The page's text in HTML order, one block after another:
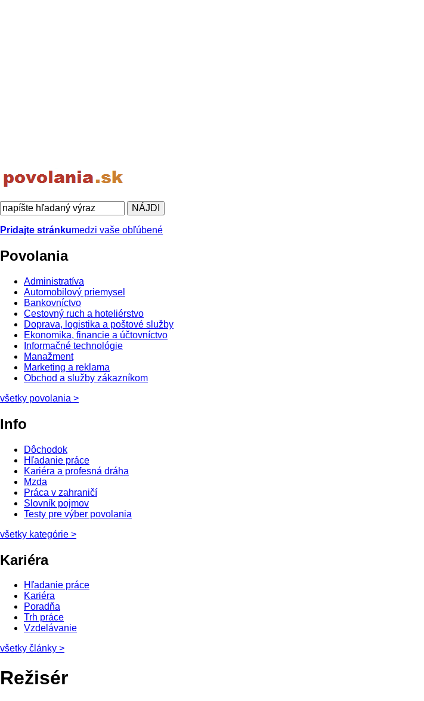
Pridajte stránkumedzi vaše obľúbené
Povolania
Administratíva
Automobilový priemysel
Bankovníctvo
Cestovný ruch a hoteliérstvo
Doprava, logistika a poštové služby
Ekonomika, financie a účtovníctvo
Informačné technológie
Manažment
Marketing a reklama
Obchod a služby zákazníkom
všetky povolania >
Info
Dôchodok
Hľadanie práce
Kariéra a profesná dráha
Mzda
Práca v zahraničí
Slovník pojmov
Testy pre výber povolania
všetky kategórie >
Kariéra
Hľadanie práce
Kariéra
Poradňa
Trh práce
Vzdelávanie
všetky články >
Režisér